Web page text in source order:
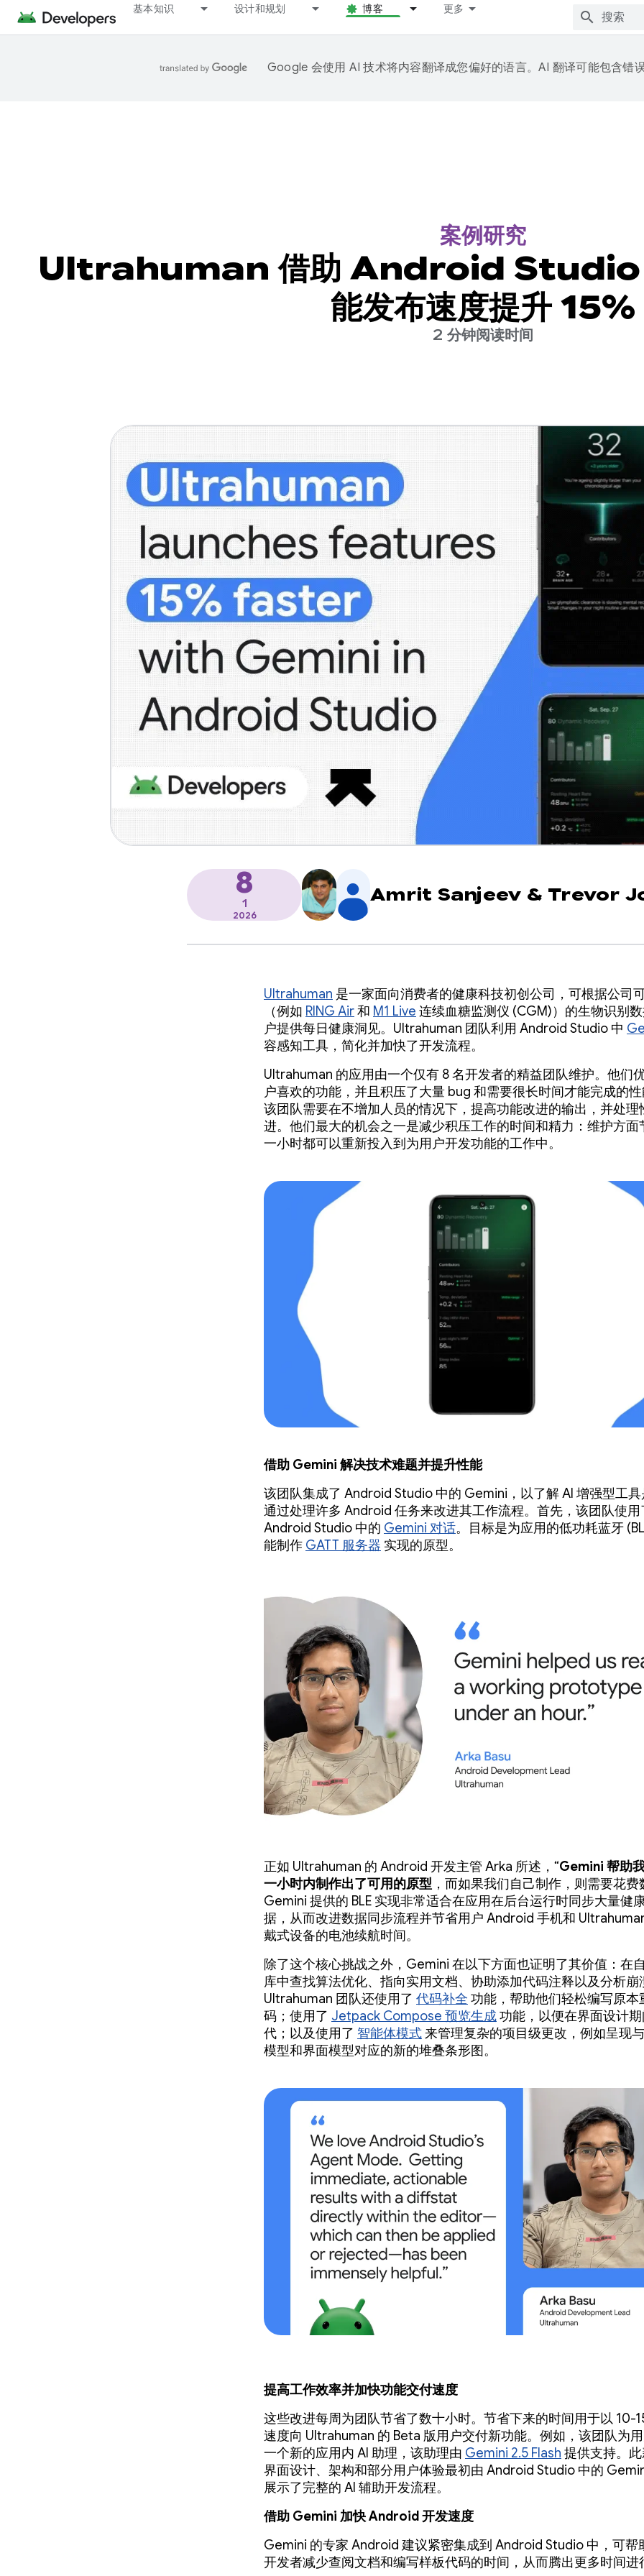
基本知识 设计和规划 博客 更多
Google 会使用 AI 技术将内容翻译成您偏好的语言。AI 翻译可能包含错误
案例研究
Ultrahuman 借助 Android Studio
能发布速度提升 15%
2 分钟阅读时间
8
1
2026
Amrit Sanjeev & Trevor
Ultrahuman 是一家面向消费者的健康科技初创公司，可根据公司
（例如 RING Air和 M1 Live 连续血糖监测仪 (CGM)）的生物识别
户提供每日健康洞见。Ultrahuman 团队利用 Android Studio 中
容感知工具，简化并加快了开发流程。
Ultrahuman 的应用由一个仅有 8 名开发者的精益团队维护。他们
户喜欢的功能，并且积压了大量 bug 和需要很长时间才能完成的性
该团队需要在不增加人员的情况下，提高功能改进的输出，并处理
进。他们最大的机会之一是减少积压工作的时间和精力：维护方面
一小时都可以重新投入到为用户开发功能的工作中。
借助 Gemini 解决技术难题并提升性能
该团队集成了 Android Studio 中的 Gemini，以了解 AI 增强型工
通过处理许多 Android 任务来改进其工作流程。首先，该团队使用
Android Studio 中的 Gemini 对话。目标是为应用的低功耗蓝牙
能制作 GATT 服务器 实现的原型。
正如 Ultrahuman 的 Android 开发主管 Arka 所述，“Gemini 帮助
一小时内制作出了可用的原型 ，而如果我们自己制作，则需要花费
Gemini 提供的 BLE 实现非常适合在应用在后台运行时同步大量健
据，从而改进数据同步流程并节省用户 Android 手机和
戴式设备的电池续航时间。
除了这个核心挑战之外，Gemini 在以下方面也证明了其价值：在
库中查找算法优化、指向实用文档、协助添加代码注释以及分析崩
Ultrahuman 团队还使用了 代码补全 功能，帮助他们轻松编写原本
码；使用了 Jetpack Compose 预览生成功能，以便在界面设计
代；以及使用了 智能体模式来管理复杂的项目级更改，例如呈现
模型和界面模型对应的新的堆叠条形图。
提高工作效率并加快功能交付速度
这些改进每周为团队节省了数十小时。节省下来的时间用于以 10-
速度向 Ultrahuman 的 Beta 版用户交付新功能。例如，该团队为
一个新的应用内 AI 助理，该助理由 Gemini 2.5 Flash 提供支持。
界面设计、架构和部分用户体验最初由 Android Studio 中的
展示了完整的 AI 辅助开发流程。
借助 Gemini 加快 Android 开发速度
Gemini 的专家 Android 建议紧密集成到 Android Studio 中，可帮
开发者减少查阅文档和编写样板代码的时间，从而腾出更多时间进